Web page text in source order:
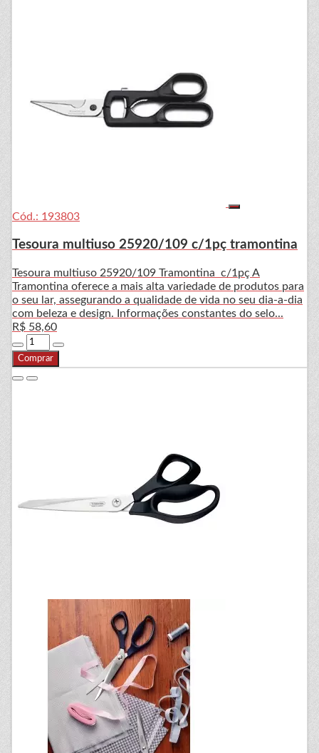
Cód.: 193803
Tesoura multiuso 25920/109 c/1pç tramontina
Tesoura multiuso 25920/109 Tramontina c/1pç A
Tramontina oferece a mais alta variedade de produtos para
o seu lar, assegurando a qualidade de vida no seu dia-a-dia
com beleza e design. Informações constantes do selo...
R$ 58,60
Comprar